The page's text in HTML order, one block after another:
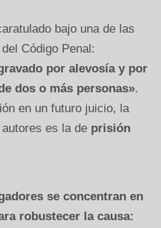
bajo una de las
Código Penal:
por alevosía y por
dos o más personas».
en un futuro juicio, la
es la de prisión
se concentran en
robustecer la causa: